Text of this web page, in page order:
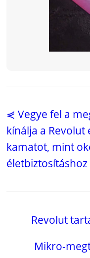
⋞ Vegye fel a
kínálja a Revolut
kamatot, mint
életbiztosításhoz
Revolut
Mikro-